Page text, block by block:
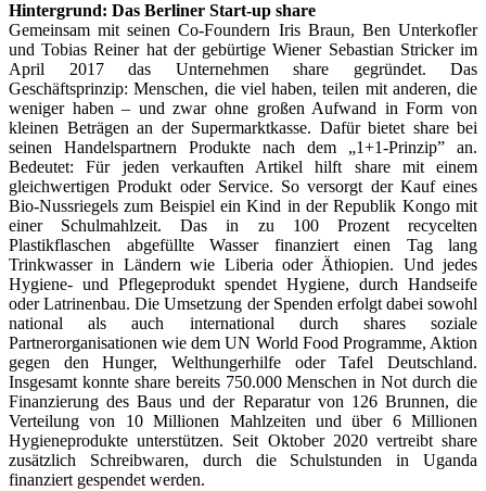
Hintergrund: Das Berliner Start-up share
Gemeinsam mit seinen Co-Foundern Iris Braun, Ben Unterkofler
und Tobias Reiner hat der gebürtige Wiener Sebastian Stricker im
April 2017 das Unternehmen share gegründet. Das
Geschäftsprinzip: Menschen, die viel haben, teilen mit anderen, die
weniger haben – und zwar ohne großen Aufwand in Form von
kleinen Beträgen an der Supermarktkasse. Dafür bietet share bei
seinen Handelspartnern Produkte nach dem „1+1-Prinzip” an.
Bedeutet: Für jeden verkauften Artikel hilft share mit einem
gleichwertigen Produkt oder Service. So versorgt der Kauf eines
Bio-Nussriegels zum Beispiel ein Kind in der Republik Kongo mit
einer Schulmahlzeit. Das in zu 100 Prozent recycelten
Plastikflaschen abgefüllte Wasser finanziert einen Tag lang
Trinkwasser in Ländern wie Liberia oder Äthiopien. Und jedes
Hygiene- und Pflegeprodukt spendet Hygiene, durch Handseife
oder Latrinenbau. Die Umsetzung der Spenden erfolgt dabei sowohl
national als auch international durch shares soziale
Partnerorganisationen wie dem UN World Food Programme, Aktion
gegen den Hunger, Welthungerhilfe oder Tafel Deutschland.
Insgesamt konnte share bereits 750.000 Menschen in Not durch die
Finanzierung des Baus und der Reparatur von 126 Brunnen, die
Verteilung von 10 Millionen Mahlzeiten und über 6 Millionen
Hygieneprodukte unterstützen. Seit Oktober 2020 vertreibt share
zusätzlich Schreibwaren, durch die Schulstunden in Uganda
finanziert gespendet werden.